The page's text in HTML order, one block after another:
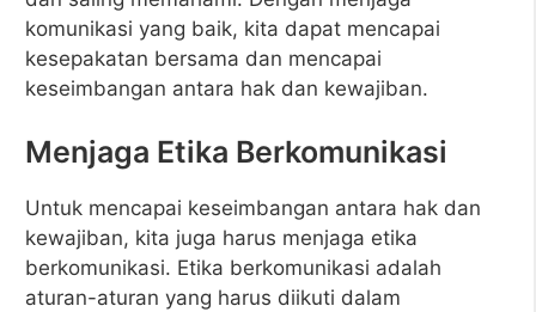
komunikasi yang baik, kita dapat mencapai
kesepakatan bersama dan mencapai
keseimbangan antara hak dan kewajiban.
Menjaga Etika Berkomunikasi
Untuk mencapai keseimbangan antara hak dan
kewajiban, kita juga harus menjaga etika
berkomunikasi. Etika berkomunikasi adalah
aturan-aturan yang harus diikuti dalam